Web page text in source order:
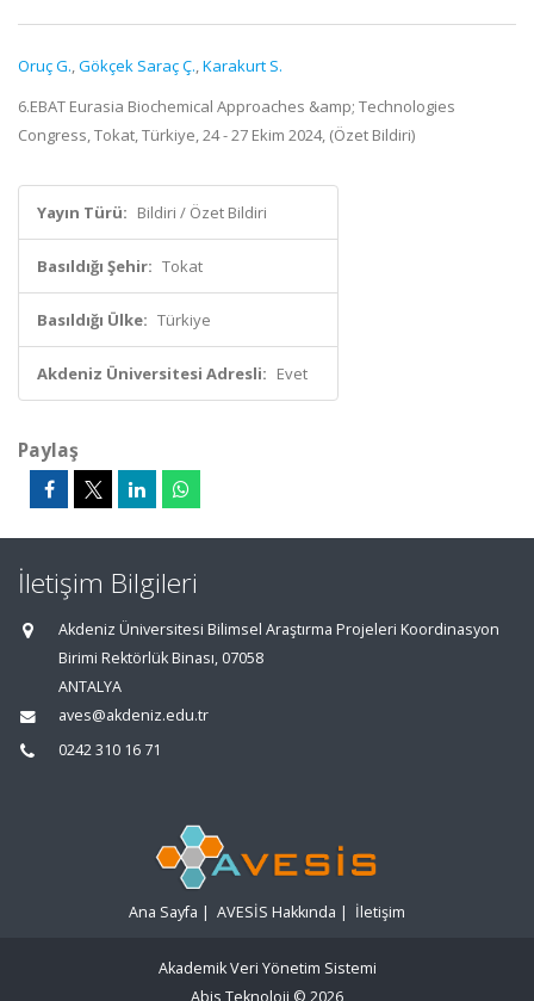
Oruç G.,Gökçek Saraç Ç.,Karakurt S.
6.EBAT Eurasia Biochemical Approaches &amp; Technologies
Congress, Tokat, Türkiye, 24 - 27 Ekim 2024, (Özet Bildiri)
Yayın Türü: Bildiri / Özet Bildiri
Basıldığı Şehir: Tokat
Basıldığı Ülke: Türkiye
Akdeniz Üniversitesi Adresli: Evet
Paylaş
İletişim Bilgileri
Akdeniz Üniversitesi Bilimsel Araştırma Projeleri Koordinasyon
Birimi Rektörlük Binası, 07058
ANTALYA
aves@akdeniz.edu.tr
0242 310 16 71
Ana Sayfa | AVESİS Hakkında | İletişim
Akademik Veri Yönetim Sistemi
Abis Teknoloji © 2026